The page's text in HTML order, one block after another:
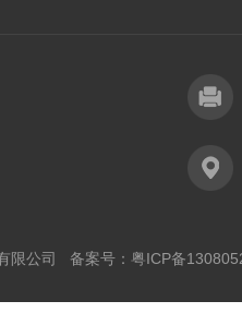
限公司 备案号： 粤ICP备